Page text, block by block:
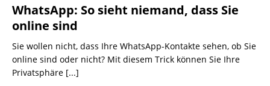
WhatsApp: So sieht niemand, dass Sie
online sind
Sie wollen nicht, dass Ihre WhatsApp-Kontakte sehen, ob Sie
online sind oder nicht? Mit diesem Trick können Sie Ihre
Privatsphäre [...]